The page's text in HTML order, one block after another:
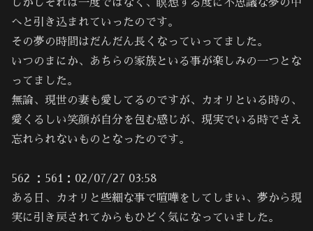
しかしそれは一度ではなく、瞑想する度に不思議な夢の中
へと引き込まれていったのです。
その夢の時間はだんだん長くなっていってました。
いつのまにか、あちらの家族といる事が楽しみの一つとな
ってました。
無論、現世の妻も愛してるのですが、カオリといる時の、
愛くるしい笑顔が自分を包む感じが、現実でいる時でさえ
忘れられないものとなったのです。
562 ：561：02/07/27 03:58
ある日、カオリと些細な事で喧嘩をしてしまい、夢から現
実に引き戻されてからもひどく気になっていました。